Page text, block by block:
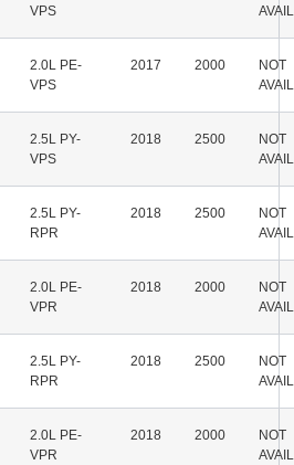
VPS
2.0L PE-
VPS
2017 2000
NOT
2.5L PY-
VPS
2018 2500
NOT
2.5L PY-
RPR
2018 2500
NOT
2.0L PE-
VPR
2018 2000
NOT
2.5L PY-
RPR
2018 2500
NOT
2.0L PE-
VPR
2018 2000
NOT